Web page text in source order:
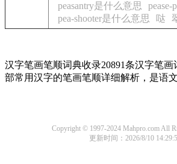
peasantry是什么意思
pea-shooter是什么意思
哒
汉字笔画笔顺词典收录20891条汉字笔
部常用汉字的笔画笔顺详细解析，是语
Copyright © 1997-2024 Mahpro.com All
更新时间：2026/8/10